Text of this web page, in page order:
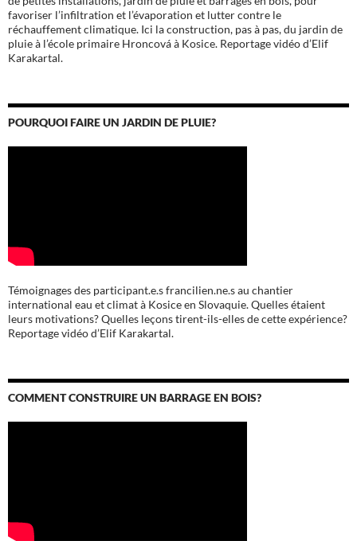
favoriser l’infiltration et l’évaporation et lutter contre le
réchauffement climatique. Ici la construction, pas à pas, du jardin de
pluie à l’école primaire Hroncová à Kosice. Reportage vidéo d’Elif
Karakartal.
POURQUOI FAIRE UN JARDIN DE PLUIE?
Témoignages des participant.e.s francilien.ne.s au chantier
international eau et climat à Kosice en Slovaquie. Quelles étaient
leurs motivations? Quelles leçons tirent-ils-elles de cette expérience?
Reportage vidéo d’Elif Karakartal.
COMMENT CONSTRUIRE UN BARRAGE EN BOIS?